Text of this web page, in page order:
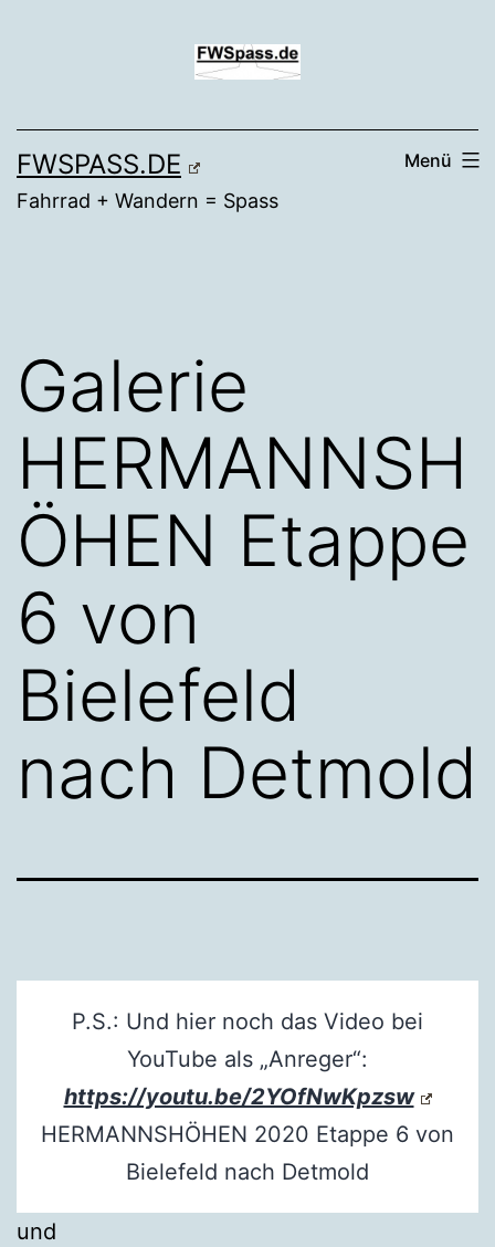
FWSPASS.DE
Fahrrad + Wandern = Spass
Menü
Galerie
HERMANNSH
ÖHEN Etappe
6 von
Bielefeld
nach Detmold
P.S.: Und hier noch das Video bei
YouTube als „Anreger“:
https://youtu.be/2YOfNwKpzsw
HERMANNSHÖHEN 2020 Etappe 6 von
Bielefeld nach Detmold
und